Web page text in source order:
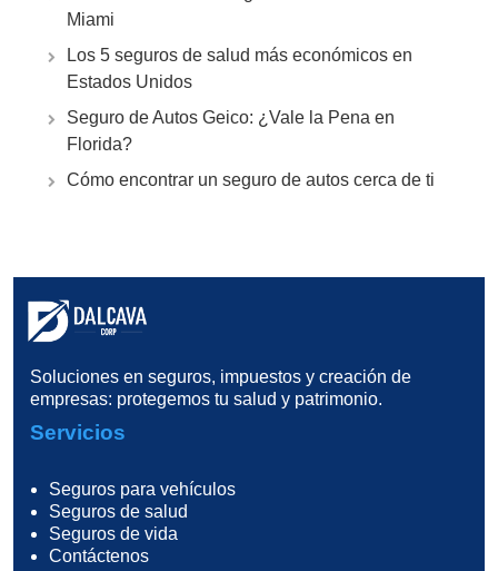
Miami
Los 5 seguros de salud más económicos en
Estados Unidos
Seguro de Autos Geico: ¿Vale la Pena en
Florida?
Cómo encontrar un seguro de autos cerca de ti
Soluciones en seguros, impuestos y creación de
empresas: protegemos tu salud y patrimonio.
Servicios
Seguros para vehículos
Seguros de salud
Seguros de vida
Contáctenos